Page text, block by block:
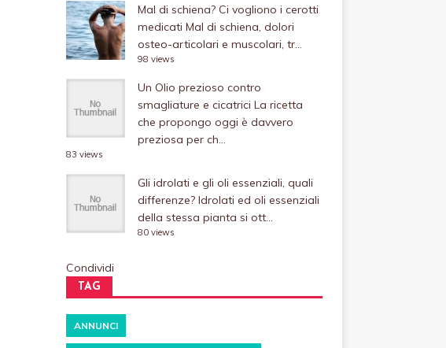
Mal di schiena? Ci vogliono i cerotti
medicati Mal di schiena, dolori
osteo-articolari e muscolari, tr...
98 views
Un Olio prezioso contro
smagliature e cicatrici La ricetta
che propongo oggi è davvero
preziosa per ch...
83 views
Gli idrolati e gli oli essenziali, quali
differenze? Idrolati ed oli essenziali
della stessa pianta si ott...
80 views
Condividi
TAG
ANNUNCI